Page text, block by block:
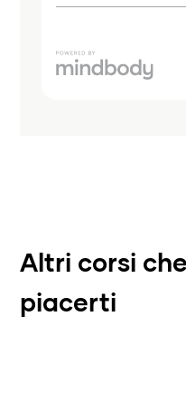
Altri corsi
piacerti